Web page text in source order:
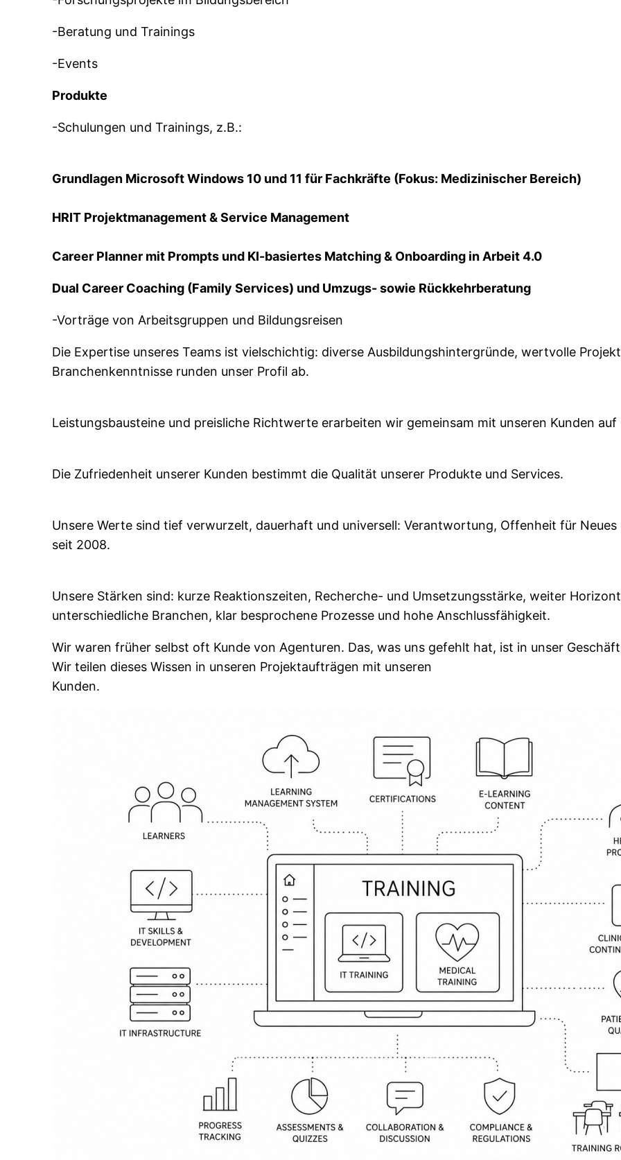
-Beratung und Trainings
-Events
Produkte
-Schulungen und Trainings, z.B.:
Grundlagen Microsoft Windows 10 und 11 für Fachkräfte (Fokus: Medizinischer Bereich)
HRIT Projektmanagement & Service Management
Career Planner mit Prompts und KI-basiertes Matching & Onboarding in Arbeit 4.0
Dual Career Coaching (Family Services) und Umzugs- sowie Rückkehrberatung
-Vorträge von Arbeitsgruppen und Bildungsreisen
Die Expertise unseres Teams ist vielschichtig: diverse Ausbildungshintergründe, wertvolle
Branchenkenntnisse runden unser Profil ab.
Leistungsbausteine und preisliche Richtwerte erarbeiten wir gemeinsam mit unseren Kunden
Die Zufriedenheit unserer Kunden bestimmt die Qualität unserer Produkte und Services.
Unsere Werte sind tief verwurzelt, dauerhaft und universell: Verantwortung, Offenheit für
seit 2008.
Unsere Stärken sind: kurze Reaktionszeiten, Recherche- und Umsetzungsstärke, weiter
unterschiedliche Branchen, klar besprochene Prozesse und hohe Anschlussfähigkeit.
Wir waren früher selbst oft Kunde von Agenturen. Das, was uns gefehlt hat, ist in unser
Wir teilen dieses Wissen in unseren Projektaufträgen mit unseren
Kunden.